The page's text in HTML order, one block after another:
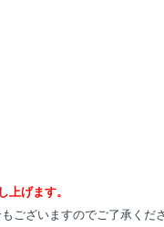
上げます。
ございますのでご了承くだ